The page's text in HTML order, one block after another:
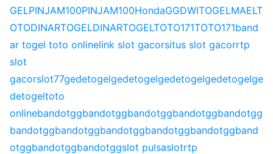
GELPINJAM100PINJAM100HondaGGDWITOGELMAELT
OTODINARTOGELDINARTOGELTOTO171TOTO171band
ar togel toto onlinelink slot gacorsitus slot gacorrtp
slot
gacorslot77gedetogelgedetogelgedetogelgedetogelge
detogeltoto
onlinebandotggbandotggbandotggbandotggbandotgg
bandotggbandotggbandotggbandotggbandotggband
otggbandotggbandotggslot pulsaslotrtp